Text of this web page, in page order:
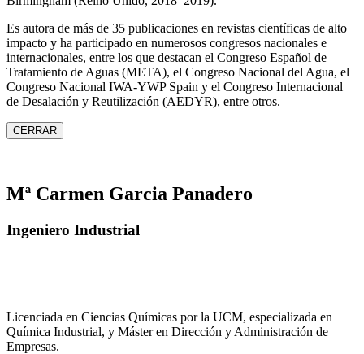
Es autora de más de 35 publicaciones en revistas científicas de alto
impacto y ha participado en numerosos congresos nacionales e
internacionales, entre los que destacan el Congreso Español de
Tratamiento de Aguas (META), el Congreso Nacional del Agua, el
Congreso Nacional IWA‑YWP Spain y el Congreso Internacional
de Desalación y Reutilización (AEDYR), entre otros.
CERRAR
Mª Carmen Garcia Panadero
Ingeniero Industrial
Licenciada en Ciencias Químicas por la UCM, especializada en
Química Industrial, y Máster en Dirección y Administración de
Empresas.